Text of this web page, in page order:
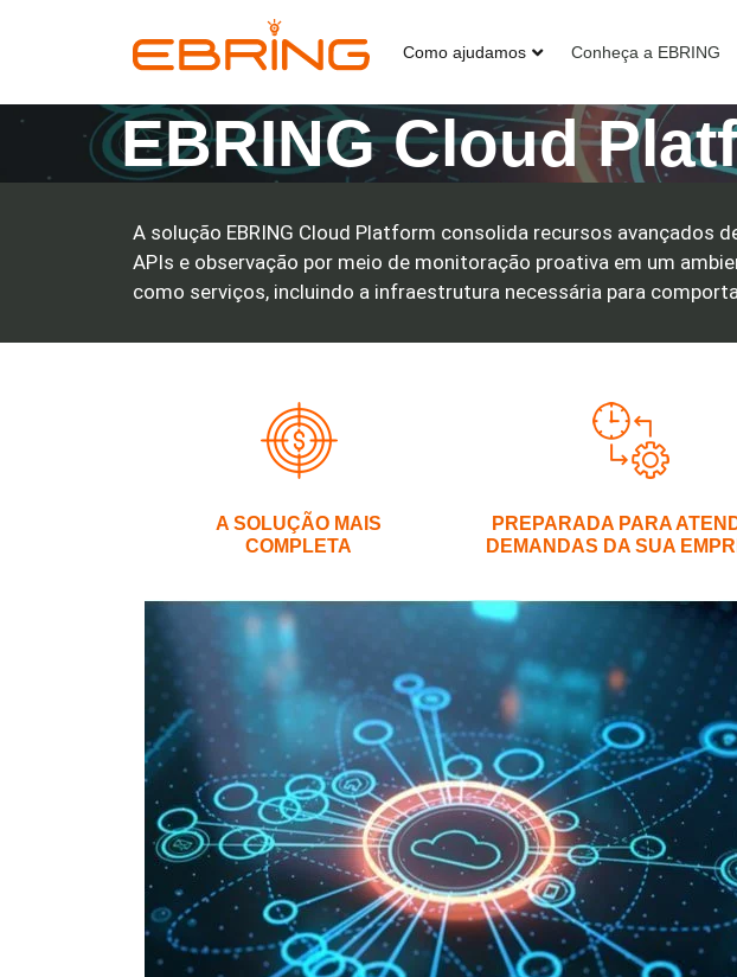
Como ajudamos Conheça a EBRING
EBRING Cloud
A solução EBRING Cloud Platform consolida recursos
APIs e observação por meio de monitoração proativa em um
como serviços, incluindo a infraestrutura necessária para
A SOLUÇÃO MAIS
COMPLETA
PREPARADA PARA
DEMANDAS DA SUA